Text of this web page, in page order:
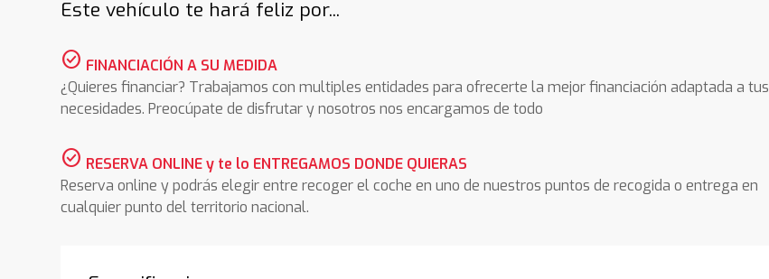
Este vehículo te hará feliz por...
check_circle FINANCIACIÓN A SU MEDIDA
¿Quieres financiar? Trabajamos con multiples entidades para ofrecerte la mejor financiación adaptada a tus
necesidades. Preocúpate de disfrutar y nosotros nos encargamos de todo
check_circle RESERVA ONLINE y te lo ENTREGAMOS DONDE QUIERAS
Reserva online y podrás elegir entre recoger el coche en uno de nuestros puntos de recogida o entrega en
cualquier punto del territorio nacional.